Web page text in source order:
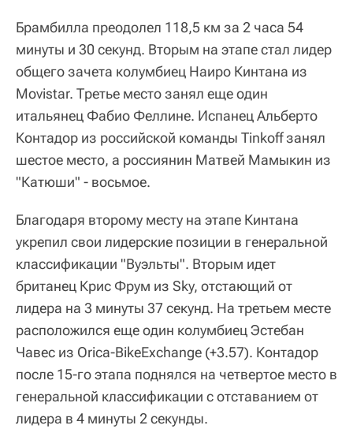
Брамбилла преодолел 118,5 км за 2 часа 54
минуты и 30 секунд. Вторым на этапе стал лидер
общего зачета колумбиец Наиро Кинтана из
Movistar. Третье место занял еще один
итальянец Фабио Феллине. Испанец Альберто
Контадор из российской команды Tinkoff занял
шестое место, а россиянин Матвей Мамыкин из
"Катюши" - восьмое.
Благодаря второму месту на этапе Кинтана
укрепил свои лидерские позиции в генеральной
классификации "Вуэльты". Вторым идет
британец Крис Фрум из Sky, отстающий от
лидера на 3 минуты 37 секунд. На третьем месте
расположился еще один колумбиец Эстебан
Чавес из Orica-BikeExchange (+3.57). Контадор
после 15-го этапа поднялся на четвертое место в
генеральной классификации с отставанием от
лидера в 4 минуты 2 секунды.